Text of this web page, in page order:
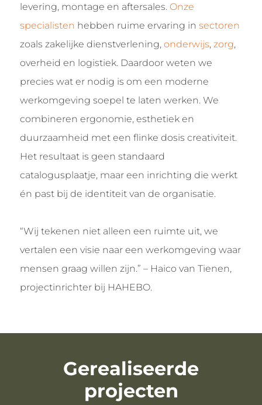
levering, montage en aftersales.Onze
specialisten hebben ruime ervaring insectoren
zoals zakelijke dienstverlening,onderwijs,zorg,
overheid en logistiek. Daardoor weten we
precies wat er nodig is om een moderne
werkomgeving soepel te laten werken. We
combineren ergonomie, esthetiek en
duurzaamheid met een flinke dosis creativiteit.
Het resultaat is geen standaard
catalogusplaatje, maar een inrichting die werkt
én past bij de identiteit van de organisatie.
“Wij tekenen niet alleen een ruimte uit, we
vertalen een visie naar een werkomgeving waar
mensen graag willen zijn.” – Haico van Tienen,
projectinrichter bij HAHEBO.
Gerealiseerde
projecten